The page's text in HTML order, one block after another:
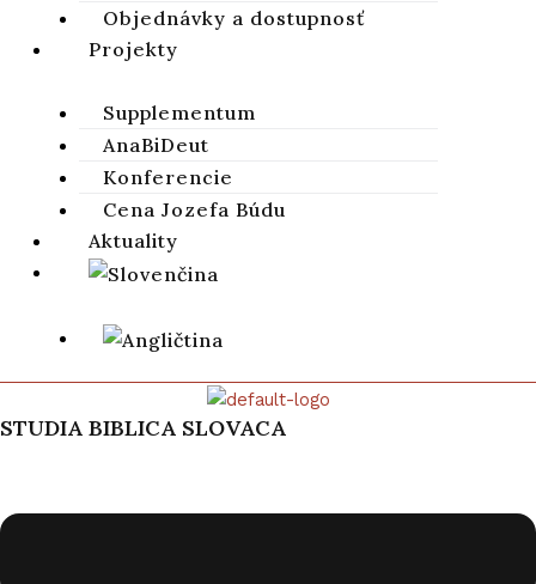
Objednávky a dostupnosť
Projekty
Supplementum
AnaBiDeut
Konferencie
Cena Jozefa Búdu
Aktuality
STUDIA BIBLICA SLOVACA